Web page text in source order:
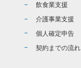
飲食業支援
介護事業支援
個人確定申告
契約までの流れ